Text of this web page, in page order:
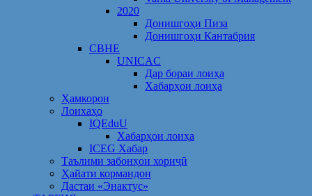
2020
Донишгоҳи Пиза
Донишгоҳи Кантабрия
CBHE
UNICAC
Дар бораи лоиҳа
Хабарҳои лоиҳа
Ҳамкорон
Лоихаҳо
IQEduU
Хабарҳои лоиҳа
ICEG Хабар
Таълими забонҳои хориҷӣ
Ҳайати кормандон
Дастаи «Энактус»